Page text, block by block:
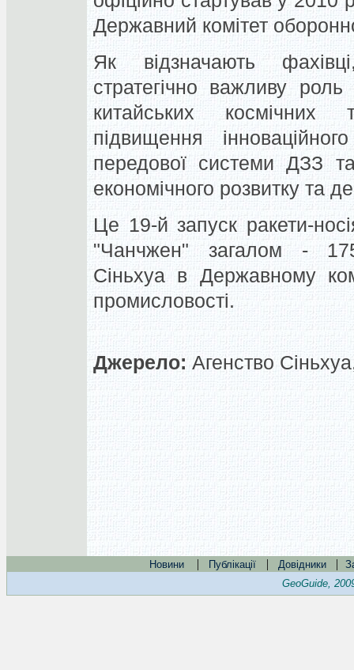
Державний комітет
Як відзначають
стратегічно важливу
китайських космічних
підвищення
передової системи ДЗЗ
економічного розвитку та
Це 19-й запуск ракети-
"Чанчжен" загалом -
Сіньхуа в Державному
промисловості.
Джерело: Агенство
Новини | Публікації | Довідники |
GeoGuide,